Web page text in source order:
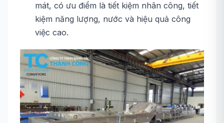
mát, có ưu điểm là tiết kiệm nhân công, tiết
kiệm năng lượng, nước và hiệu quả công
việc cao.